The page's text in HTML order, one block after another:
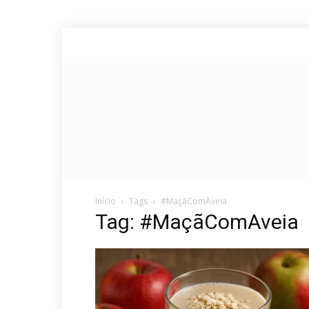
Início Tags #MaçãComAveia
Tag: #MaçãComAveia